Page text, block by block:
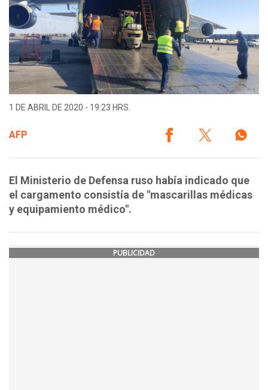
1 DE ABRIL DE 2020 - 19:23 HRS.
AFP
El Ministerio de Defensa ruso había indicado que
el cargamento consistía de "mascarillas médicas
y equipamiento médico".
PUBLICIDAD